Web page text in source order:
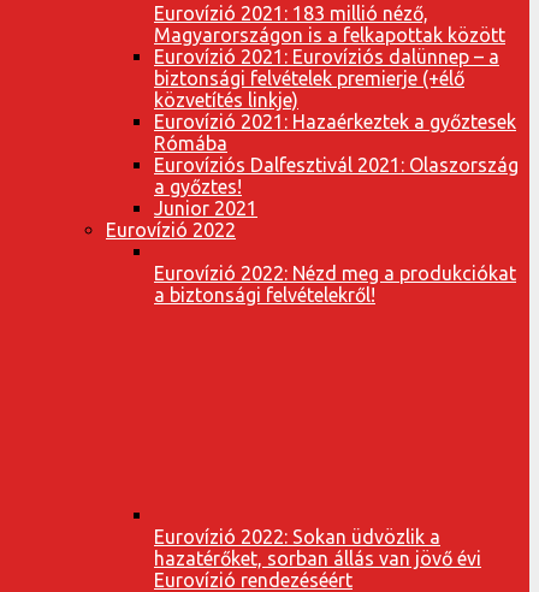
Eurovízió 2021: 183 millió néző,
Magyarországon is a felkapottak között
Eurovízió 2021: Eurovíziós dalünnep – a
biztonsági felvételek premierje (+élő
közvetítés linkje)
Eurovízió 2021: Hazaérkeztek a győztesek
Rómába
Eurovíziós Dalfesztivál 2021: Olaszország
a győztes!
Junior 2021
Eurovízió 2022
Eurovízió 2022: Nézd meg a produkciókat
a biztonsági felvételekről!
Eurovízió 2022: Sokan üdvözlik a
hazatérőket, sorban állás van jövő évi
Eurovízió rendezéséért